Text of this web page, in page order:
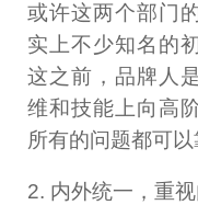
或许这两个部门
实上不少知名的
这之前，品牌人
维和技能上向高
所有的问题都可以
2. 内外统一，重